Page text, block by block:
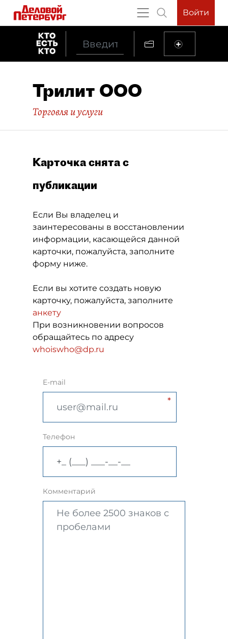
Войти
Трилит ООО
Торговля и услуги
Карточка снята с
публикации
Если Вы владелец и
заинтересованы в восстановлении
информации, касающейся данной
карточки, пожалуйста, заполните
форму ниже.
Если вы хотите создать новую
карточку, пожалуйста, заполните
анкету
При возникновении вопросов
обращайтесь по адресу
whoiswho@dp.ru
E-mail
Телефон
Комментарий